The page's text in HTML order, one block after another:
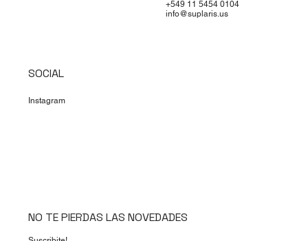
+549 11 5454 0104
info@suplaris.us
SOCIAL
Instagram
NO TE PIERDAS LAS NOVEDADES